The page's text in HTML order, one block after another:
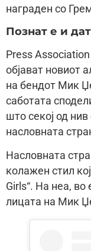
награден со
Познат е и
Press
објават новиот
на бендот Мик
саботата
што секој од
насловната
Насловната
колажен стил
Girls“. На неа,
лицата на Мик